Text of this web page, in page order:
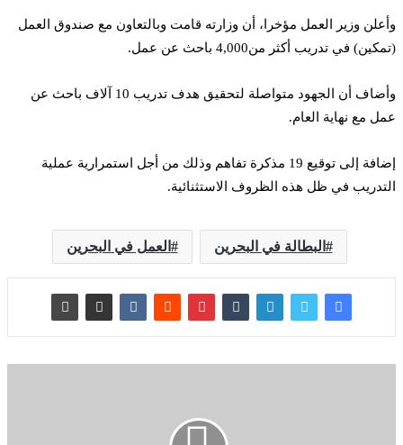
وأعلن وزير العمل مؤخرا، أن وزارته قامت وبالتعاون مع صندوق العمل
(تمكين) في تدريب أكثر من4,000 باحث عن عمل.
وأضاف أن الجهود متواصلة لتحقيق هدف تدريب 10 آلاف باحث عن
عمل مع نهاية العام.
إضافة إلى توقيع 19 مذكرة تفاهم وذلك من أجل استمرارية عملية
التدريب في ظل هذه الظروف الاستثنائية.
البطالة في البحرين العمل في البحرين